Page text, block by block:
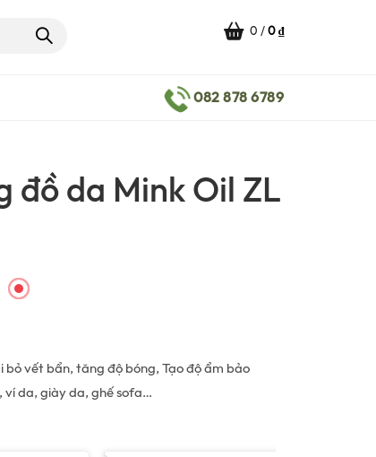
0 /0₫
082 878 6789
đồ da Mink Oil ZL
vết bẩn, tăng độ bóng, Tạo độ ẩm bảo
ví da, giày da, ghế sofa…